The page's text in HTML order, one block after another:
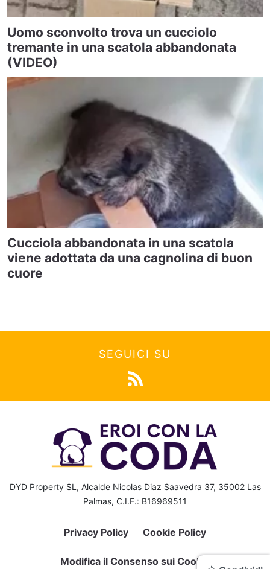
Uomo sconvolto trova un cucciolo
tremante in una scatola abbandonata
(VIDEO)
Cucciola abbandonata in una scatola
viene adottata da una cagnolina di buon
cuore
SEGUICI SU
DYD Property SL, Alcalde Nicolas Diaz Saavedra 37, 35002 Las
Palmas, C.I.F.: B16969511
Privacy Policy Cookie Policy
Modifica il Consenso sui Cookie